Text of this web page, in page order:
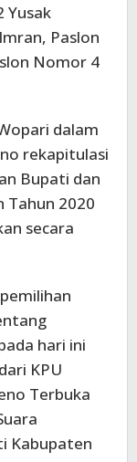
Yusak
Paslon
Nomor 4
dalam
rekapitulasi
Bupati dan
Tahun 2020
secara
hari ini
KPU
Terbuka
Kabupaten